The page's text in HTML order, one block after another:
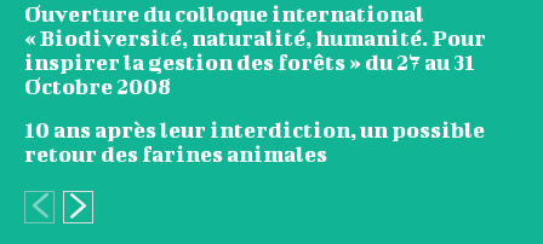
Ouverture du colloque international
« Biodiversité, naturalité, humanité. Pour
inspirer la gestion des forêts » du 27 au 31
Octobre 2008
10 ans après leur interdiction, un possible
retour des farines animales